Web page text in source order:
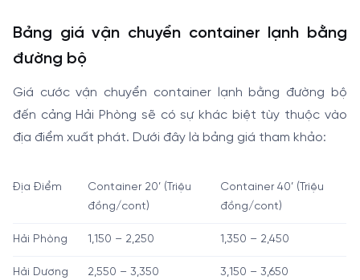
Bảng giá vận chuyển container lạnh bằng
đường bộ
Giá cước vận chuyển container lạnh bằng đường bộ
đến cảng Hải Phòng sẽ có sự khác biệt tùy thuộc vào
địa điểm xuất phát. Dưới đây là bảng giá tham khảo:
Địa Điểm
Container 20’ (Triệu
đồng/cont)
Container 40’ (Triệu
đồng/cont)
Hải Phòng 1,150 – 2,250 1,350 – 2,450
Hải Dương 2,550 – 3,350 3,150 – 3,650